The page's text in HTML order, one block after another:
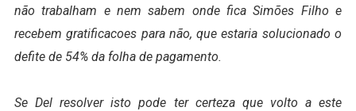
não trabalham e nem sabem onde fica Simões Filho e
recebem gratificacoes para não, que estaria solucionado o
defite de 54% da folha de pagamento.
Se Del resolver isto pode ter certeza que volto a este